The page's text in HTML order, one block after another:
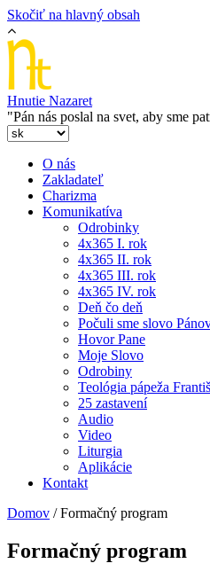
Skočiť na hlavný obsah
Hnutie Nazaret
"Pán nás poslal na svet, aby sme
O nás
Zakladateľ
Charizma
Komunikatíva
Odrobinky
4x365 I. rok
4x365 II. rok
4x365 III. rok
4x365 IV. rok
Deň čo deň
Počuli sme slovo
Hovor Pane
Moje Slovo
Odrobiny
Teológia pápeža
25 zastavení
Audio
Video
Liturgia
Aplikácie
Kontakt
Domov /Formačný program
Formačný program